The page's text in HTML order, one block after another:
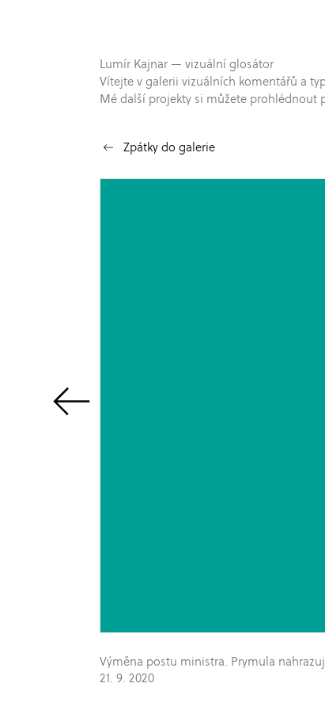
Lumír Kajnar — vizuální glosátor
Vítejte v galerii vizuálních komentářů a
Mé další projekty si můžete prohlédnout
Zpátky do galerie
Výměna postu ministra. Prymula
21. 9. 2020